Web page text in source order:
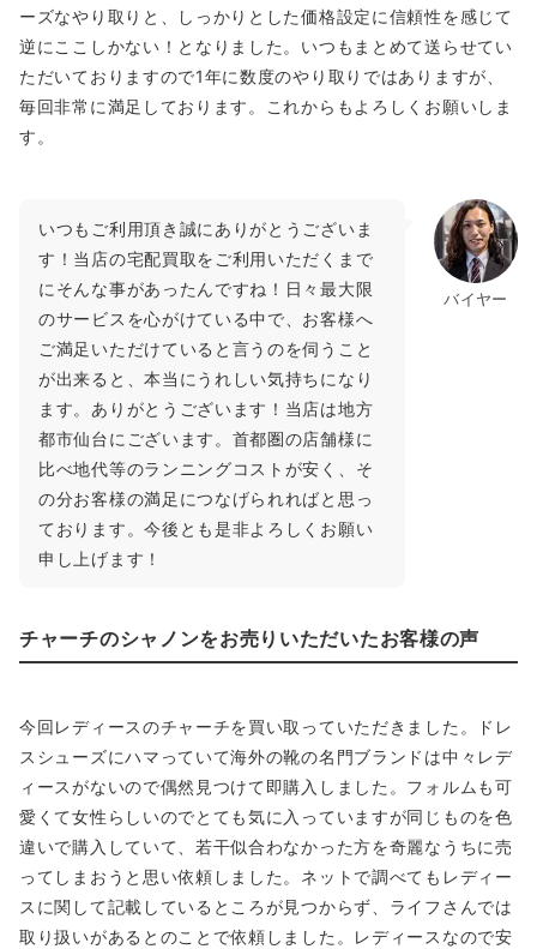
ーズなやり取りと、しっかりとした価格設定に信頼性を感じて
逆にここしかない！となりました。いつもまとめて送らせてい
ただいておりますので1年に数度のやり取りではありますが、
毎回非常に満足しております。これからもよろしくお願いしま
す。
バイヤー
いつもご利用頂き誠にありがとうございま
す！当店の宅配買取をご利用いただくまで
にそんな事があったんですね！日々最大限
のサービスを心がけている中で、お客様へ
ご満足いただけていると言うのを伺うこと
が出来ると、本当にうれしい気持ちになり
ます。ありがとうございます！当店は地方
都市仙台にございます。首都圏の店舗様に
比べ地代等のランニングコストが安く、そ
の分お客様の満足につなげられればと思っ
ております。今後とも是非よろしくお願い
申し上げます！
チャーチのシャノンをお売りいただいたお客様の声
今回レディースのチャーチを買い取っていただきました。ドレ
スシューズにハマっていて海外の靴の名門ブランドは中々レデ
ィースがないので偶然見つけて即購入しました。フォルムも可
愛くて女性らしいのでとても気に入っていますが同じものを色
違いで購入していて、若干似合わなかった方を奇麗なうちに売
ってしまおうと思い依頼しました。ネットで調べてもレディー
スに関して記載しているところが見つからず、ライフさんでは
取り扱いがあるとのことで依頼しました。レディースなので安